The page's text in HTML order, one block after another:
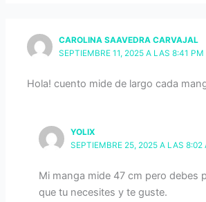
CAROLINA SAAVEDRA CARVAJAL
SEPTIEMBRE 11, 2025 A LAS 8:41 PM
Hola! cuento mide de largo cada
YOLIX
SEPTIEMBRE 25, 2025 A LAS 8:02
Mi manga mide 47 cm pero debes
que tu necesites y te guste.